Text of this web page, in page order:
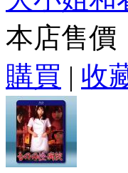
本店售價
購買 | 收